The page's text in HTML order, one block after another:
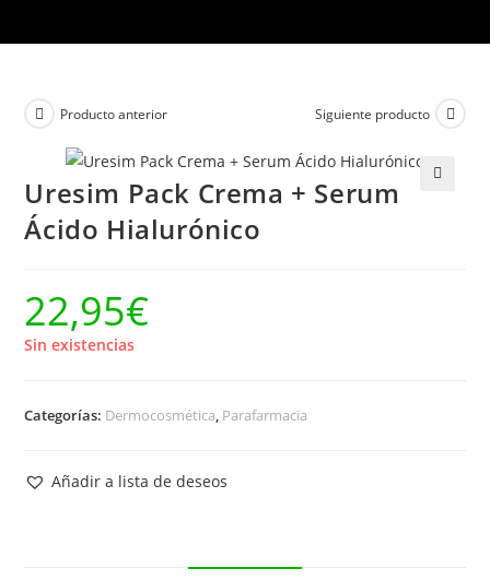
Producto anterior Siguiente producto
Uresim Pack Crema + Serum
Ácido Hialurónico
22,95€
Sin existencias
Categorías: Dermocosmética, Parafarmacia
Añadir a lista de deseos